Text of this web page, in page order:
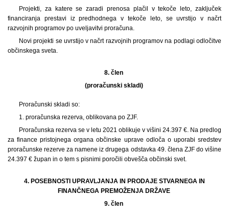
Projekti, za katere se zaradi prenosa plačil v tekoče leto, zaključek
financiranja prestavi iz predhodnega v tekoče leto, se uvrstijo v načrt
razvojnih programov po uveljavitvi proračuna.
Novi projekti se uvrstijo v načrt razvojnih programov na podlagi odločitve
občinskega sveta.
8. člen
(proračunski skladi)
Proračunski skladi so:
1. proračunska rezerva, oblikovana po ZJF.
Proračunska rezerva se v letu 2021 oblikuje v višini 24.397 €. Na predlog
za finance pristojnega organa občinske uprave odloča o uporabi sredstev
proračunske rezerve za namene iz drugega odstavka 49. člena ZJF do višine
24.397 € župan in o tem s pisnimi poročili obvešča občinski svet.
4. POSEBNOSTI UPRAVLJANJA IN PRODAJE STVARNEGA IN
FINANČNEGA PREMOŽENJA DRŽAVE
9. člen